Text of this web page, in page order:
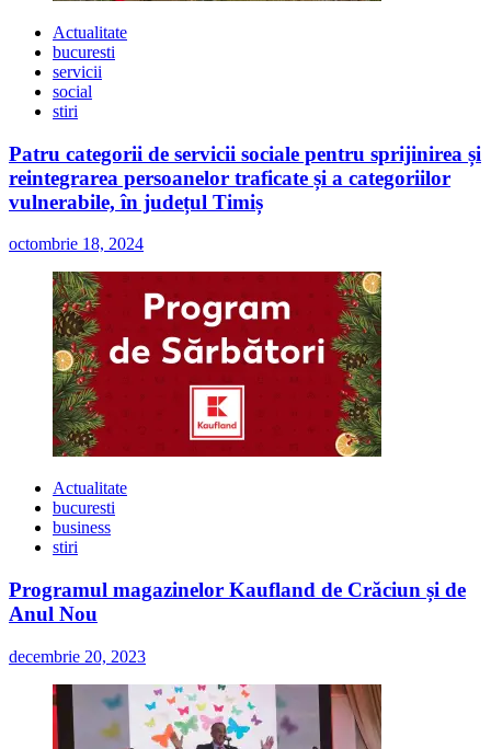
Actualitate
bucuresti
servicii
social
stiri
Patru categorii de servicii sociale pentru sprijinirea și
reintegrarea persoanelor traficate și a categoriilor
vulnerabile, în județul Timiș
octombrie 18, 2024
Actualitate
bucuresti
business
stiri
Programul magazinelor Kaufland de Crăciun și de
Anul Nou
decembrie 20, 2023